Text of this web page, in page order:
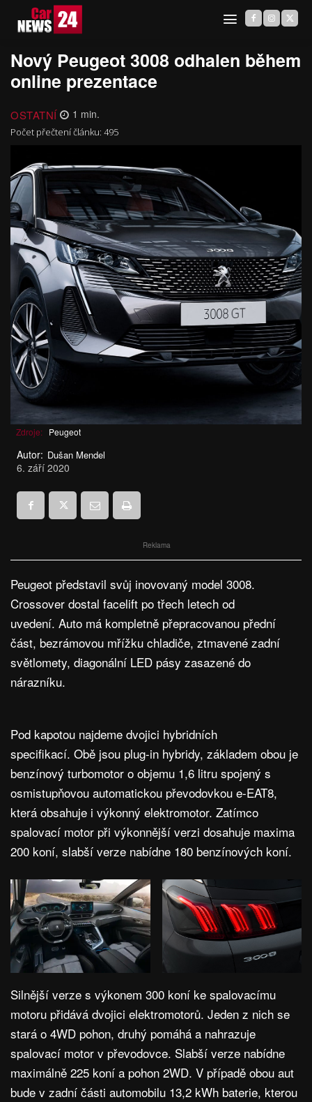
Nový Peugeot 3008 odhalen během
online prezentace
OSTATNÍ 1 min.
Počet přečtení článku: 495
Zdroje: Peugeot
Autor: Dušan Mendel
6. září 2020
Reklama
Peugeot představil svůj inovovaný model 3008.
Crossover dostal facelift po třech letech od
uvedení. Auto má kompletně přepracovanou přední
část, bezrámovou mřížku chladiče, ztmavené zadní
světlomety, diagonální LED pásy zasazené do
nárazníku.
Pod kapotou najdeme dvojici hybridních
specifikací. Obě jsou plug-in hybridy, základem obou je
benzínový turbomotor o objemu 1,6 litru spojený s
osmistupňovou automatickou převodovkou e-EAT8,
která obsahuje i výkonný elektromotor. Zatímco
spalovací motor při výkonnější verzi dosahuje maxima
200 koní, slabší verze nabídne 180 benzínových koní.
Silnější verze s výkonem 300 koní ke spalovacímu
motoru přidává dvojici elektromotorů. Jeden z nich se
stará o 4WD pohon, druhý pomáhá a nahrazuje
spalovací motor v převodovce. Slabší verze nabídne
maximálně 225 koní a pohon 2WD. V případě obou aut
bude v zadní části automobilu 13,2 kWh baterie, kterou